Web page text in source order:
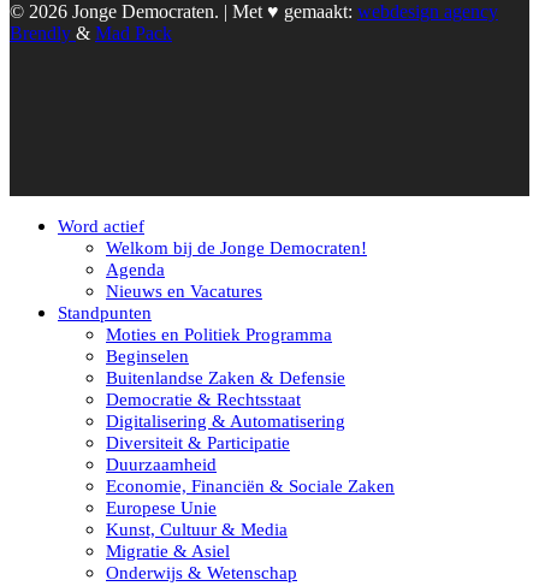
© 2026 Jonge Democraten. | Met ♥︎ gemaakt: webdesign agency
Brendly & Mad Pack
Word actief
Welkom bij de Jonge Democraten!
Agenda
Nieuws en Vacatures
Standpunten
Moties en Politiek Programma
Beginselen
Buitenlandse Zaken & Defensie
Democratie & Rechtsstaat
Digitalisering & Automatisering
Diversiteit & Participatie
Duurzaamheid
Economie, Financiën & Sociale Zaken
Europese Unie
Kunst, Cultuur & Media
Migratie & Asiel
Onderwijs & Wetenschap